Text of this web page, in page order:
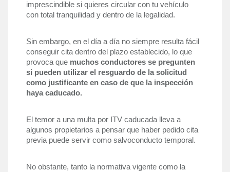
imprescindible si quieres circular con tu vehículo
con total tranquilidad y dentro de la legalidad.
Sin embargo, en el día a día no siempre resulta fácil
conseguir cita dentro del plazo establecido, lo que
provoca que muchos conductores se pregunten
si pueden utilizar el resguardo de la solicitud
como justificante en caso de que la inspección
haya caducado.
El temor a una multa por ITV caducada lleva a
algunos propietarios a pensar que haber pedido cita
previa puede servir como salvoconducto temporal.
No obstante, tanto la normativa vigente como la